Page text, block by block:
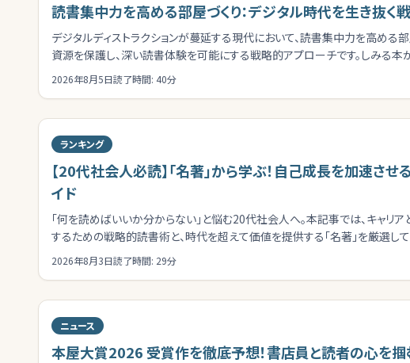
読書集中力を高める部屋づくり：デジタル時代を生き抜く
デジタルディストラクションが蔓延する現代において、読書集中力を高める
資源を保護し、深い読書体験を可能にする戦略的アプローチです。しみる本
で、あなたの読書空間を最適化しましょう。
2026年8月5日読了時間: 40分
ランキング
【20代社会人必読】「名著」から学ぶ！自己成長を加速さ
イド
「何を読めばいいか分からない」と悩む20代社会人へ。本記事では、キャリ
するための戦略的読書術と、時代を超えて価値を提供する「名著」を厳選して
2026年8月3日読了時間: 29分
ニュース
本屋大賞2026 受賞作を徹底予想！書店員と読者の心を掴